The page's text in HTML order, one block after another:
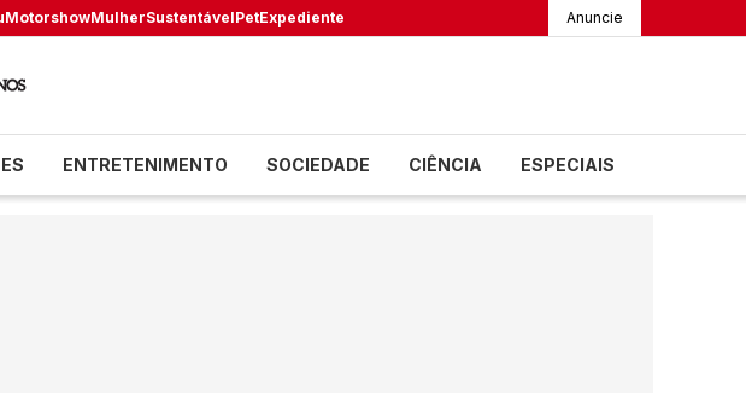
MotorshowMulherSustentávelPetExpediente Anuncie
ENTRETENIMENTO SOCIEDADE CIÊNCIA ESPECIAIS